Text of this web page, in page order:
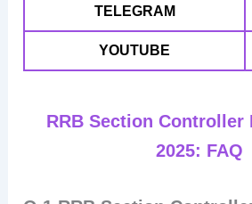
TELEGRAM
YOUTUBE
RRB Section Controller
2025: FAQ